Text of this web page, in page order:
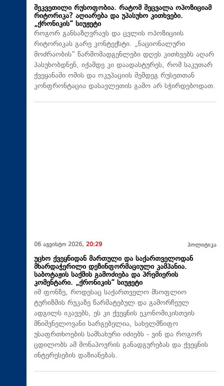
შეკვეთილი რუსოფობია. რატომ შეცვალა ოპოზიციამ
რიტორიკა? აღიარება და უპასუხო კითხვები.
„ქრონიკის“ სიუჟეტი
როგორ განსაზღვრავს და ცვლის ოპოზიციის
რიტორიკას გარე კონტექსტი. „ნაციონალური
მოძრაობის“ წარმომადგენლები დღეს კითხვებს აღარ
პასუხობდნენ, იქამდე კი დაადასტურეს, რომ საკუთარ
ქვეყანაში ომის და ოკუპაციის შემდეგ რუსეთთან
კონფრონტაცია დასავლეთის გამო არ სჭირდებოდათ.
06 აგვისტო 2026, 20:29 პოლიტიკა
უცხო ქვეყნიდან მართული და საქართველოდან
მხარდაჭერილი დეზინფორმაციული კამპანია.
საბოტაჟის საქმის გამოძიება და პრემიერის
კომენტარი. „ქრონიკის“ სიუჟეტი
იმ ფონზე, როდესაც საქართველო მსოფლიო
ტურიზმის რუკაზე წარმატებულ და გამორჩეულ
ადგილს იკავებს, ეს კი ქვეყნის ეკონომიკისთვის
მნიშვნელოვანი სარგებელია, სახელმწიფო
უსაფრთხოების სამსახური იძიებს - ვინ და როგორ
ცდილობს ამ მონაპოვრის განადგურებას და ქვეყნის
ინტერესების დაზიანებას.